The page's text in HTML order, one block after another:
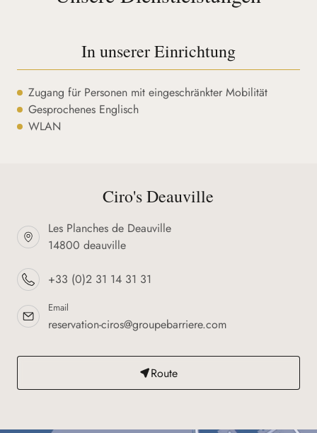
In unserer Einrichtung
Zugang für Personen mit eingeschränkter Mobilität
Gesprochenes Englisch
WLAN
Ciro's Deauville
Les Planches de Deauville
14800 deauville
+33 (0)2 31 14 31 31
Email
reservation-ciros@groupebarriere.com
Route